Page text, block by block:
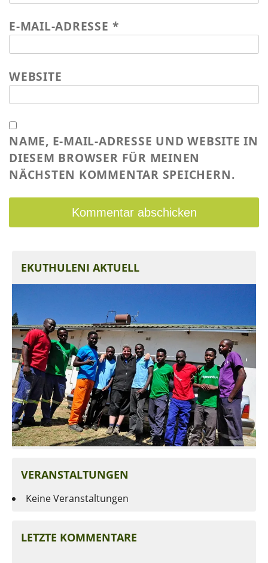
E-MAIL-ADRESSE *
WEBSITE
NAME, E-MAIL-ADRESSE UND WEBSITE IN
DIESEM BROWSER FÜR MEINEN
NÄCHSTEN KOMMENTAR SPEICHERN.
EKUTHULENI AKTUELL
VERANSTALTUNGEN
Keine Veranstaltungen
LETZTE KOMMENTARE